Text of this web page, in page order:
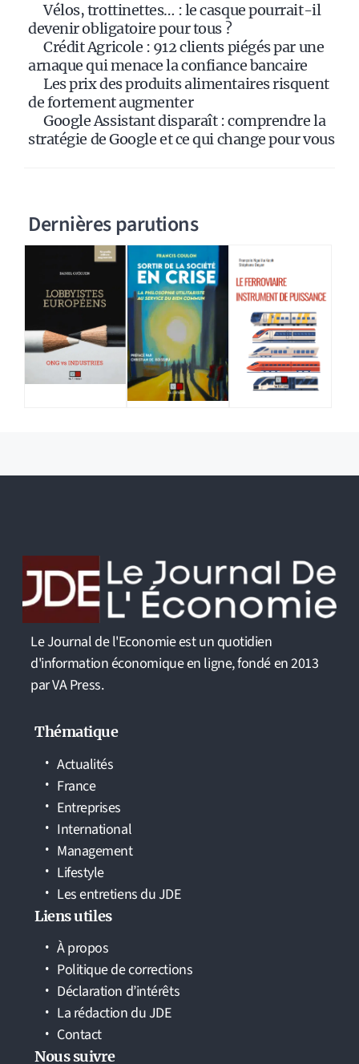
Vélos, trottinettes… : le casque pourrait-il
devenir obligatoire pour tous ?
Crédit Agricole : 912 clients piégés par une
arnaque qui menace la confiance bancaire
Les prix des produits alimentaires risquent
de fortement augmenter
Google Assistant disparaît : comprendre la
stratégie de Google et ce qui change pour vous
Dernières parutions
Le Journal de l'Economie est un quotidien
d'information économique en ligne, fondé en 2013
par VA Press.
Thématique
Actualités
France
Entreprises
International
Management
Lifestyle
Les entretiens du JDE
Liens utiles
À propos
Politique de corrections
Déclaration d’intérêts
La rédaction du JDE
Contact
Nous suivre